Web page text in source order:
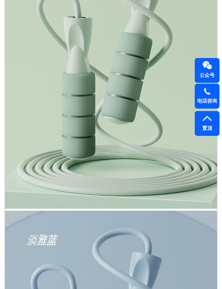
公众号
电话咨询
置顶